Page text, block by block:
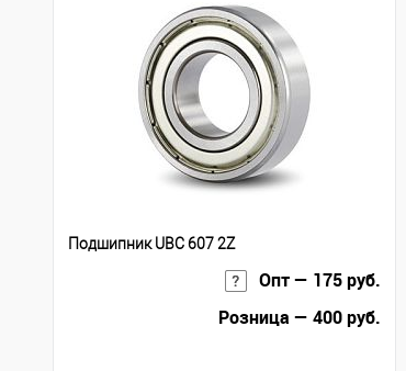
Подшипник UBC 607 2Z
Опт — 175 руб.
Розница — 400 руб.